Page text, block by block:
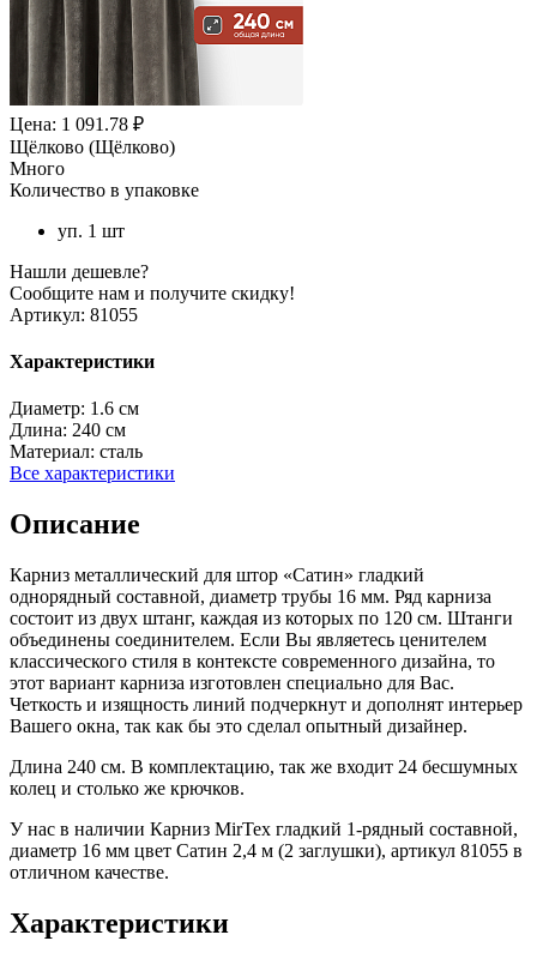
Цена: 1 091.78 ₽
Щёлково (Щёлково)
Много
Количество в упаковке
уп. 1 шт
Нашли дешевле?
Сообщите нам и получите скидку!
Артикул: 81055
Характеристики
Диаметр: 1.6 см
Длина: 240 см
Материал: сталь
Все характеристики
Описание
Карниз металлический для штор «Сатин» гладкий
однорядный составной, диаметр трубы 16 мм. Ряд карниза
состоит из двух штанг, каждая из которых по 120 см. Штанги
объединены соединителем. Если Вы являетесь ценителем
классического стиля в контексте современного дизайна, то
этот вариант карниза изготовлен специально для Вас.
Четкость и изящность линий подчеркнут и дополнят интерьер
Вашего окна, так как бы это сделал опытный дизайнер.
Длина 240 см. В комплектацию, так же входит 24 бесшумных
колец и столько же крючков.
У нас в наличии Карниз MirTex гладкий 1-рядный составной,
диаметр 16 мм цвет Сатин 2,4 м (2 заглушки), артикул 81055 в
отличном качестве.
Характеристики